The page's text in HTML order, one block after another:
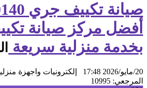
صيانة
بخدمة منزلية سريعة
20/مايو/2026 17:48 إلكترونيات واجهزة
المرجعي: 10995